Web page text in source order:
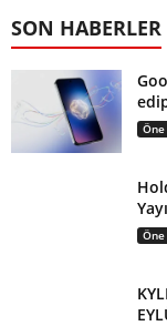
SON HABERLER
Öne
Öne